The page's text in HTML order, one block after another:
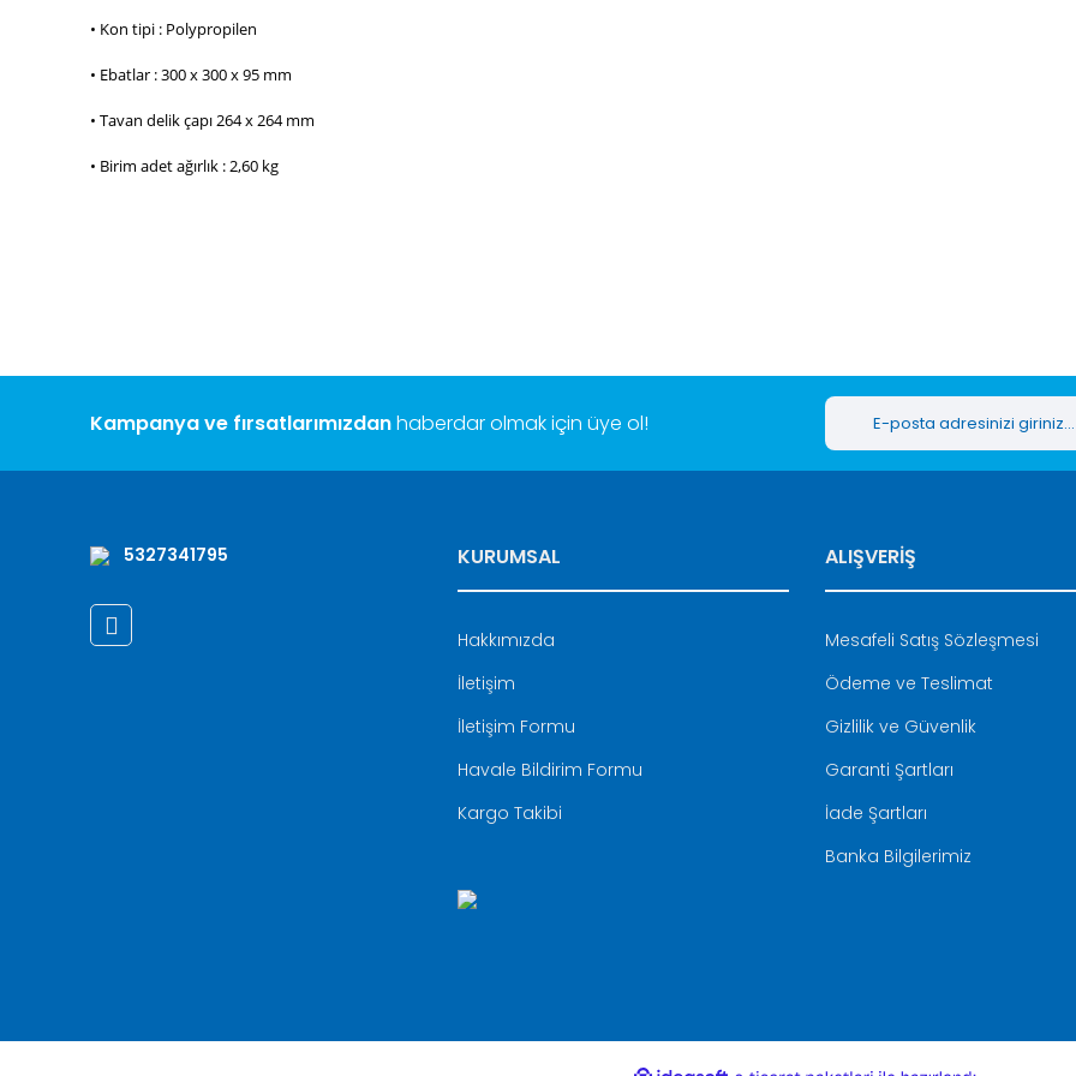
• Kon tipi : Polypropilen
• Ebatlar : 300 x 300 x 95 mm
• Tavan delik çapı 264 x 264 mm
• Birim adet ağırlık : 2,60 kg
Ürün fiyatı diğer sitelerden daha pahalı.
Gönder
Kampanya ve fırsatlarımızdanhaberdar olmak için üye ol!
5327341795 KURUMSAL
Hakkımızda
İletişim
İletişim Formu
Havale Bildirim Formu
Kargo Takibi
ALIŞVERİŞ
Mesafeli Satış Sözleşmesi
Ödeme ve Teslimat
Gizlilik ve Güvenlik
Garanti Şartları
İade Şartları
Banka Bilgilerimiz